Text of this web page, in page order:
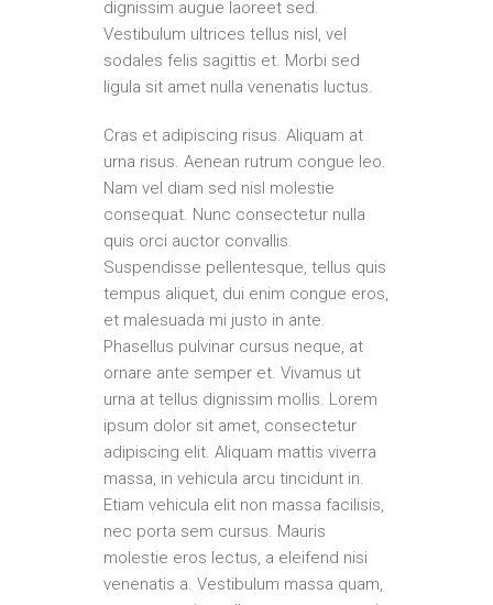
dignissim augue laoreet sed.
Vestibulum ultrices tellus nisl, vel
sodales felis sagittis et. Morbi sed
ligula sit amet nulla venenatis luctus.
Cras et adipiscing risus. Aliquam at
urna risus. Aenean rutrum congue leo.
Nam vel diam sed nisl molestie
consequat. Nunc consectetur nulla
quis orci auctor convallis.
Suspendisse pellentesque, tellus quis
tempus aliquet, dui enim congue eros,
et malesuada mi justo in ante.
Phasellus pulvinar cursus neque, at
ornare ante semper et. Vivamus ut
urna at tellus dignissim mollis. Lorem
ipsum dolor sit amet, consectetur
adipiscing elit. Aliquam mattis viverra
massa, in vehicula arcu tincidunt in.
Etiam vehicula elit non massa facilisis,
nec porta sem cursus. Mauris
molestie eros lectus, a eleifend nisi
venenatis a. Vestibulum massa quam,